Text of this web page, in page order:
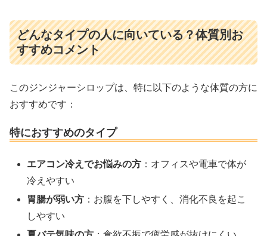
どんなタイプの人に向いている？体質別お
すすめコメント
このジンジャーシロップは、特に以下のような体質の方に
おすすめです：
特におすすめのタイプ
エアコン冷えでお悩みの方 ：オフィスや電車で体が
冷えやすい
胃腸が弱い方 ：お腹を下しやすく、消化不良を起こ
しやすい